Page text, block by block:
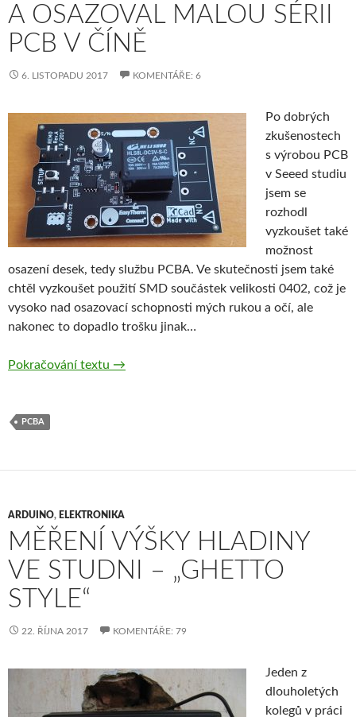
A OSAZOVAL MALOU SÉRII
PCB V ČÍNĚ
6. LISTOPADU 2017 KOMENTÁŘE: 6
Po dobrých
zkušenostech
s výrobou PCB
v Seeed studiu
jsem se
rozhodl
vyzkoušet také
možnost
osazení desek, tedy službu PCBA. Ve skutečnosti jsem také
chtěl vyzkoušet použití SMD součástek velikosti 0402, což je
vysoko nad osazovací schopnosti mých rukou a očí, ale
nakonec to dopadlo trošku jinak…
Pokračování textu PCBA – Jak jsem vyráběl a osazoval malou
→
PCBA
ARDUINO, ELEKTRONIKA
MĚŘENÍ VÝŠKY HLADINY
VE STUDNI – „GHETTO
STYLE“
22. ŘÍJNA 2017 KOMENTÁŘE: 79
Jeden z
dlouholetých
kolegů v práci